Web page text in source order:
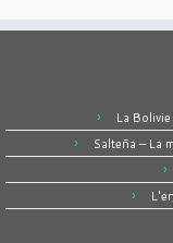
La
Salteña – La